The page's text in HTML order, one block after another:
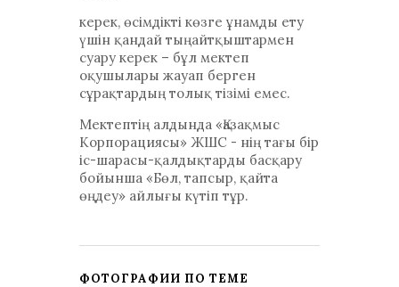
керек, өсімдікті көзге ұнамды ету
үшін қандай тыңайтқыштармен
суару керек – бұл мектеп
оқушылары жауап берген
сұрақтардың толық тізімі емес.
Мектептің алдында «Қазақмыс
Корпорациясы» ЖШС - нің тағы бір
іс-шарасы-қалдықтарды басқару
бойынша «Бөл, тапсыр, қайта
өңдеу» айлығы күтіп тұр.
ФОТОГРАФИИ ПО ТЕМЕ